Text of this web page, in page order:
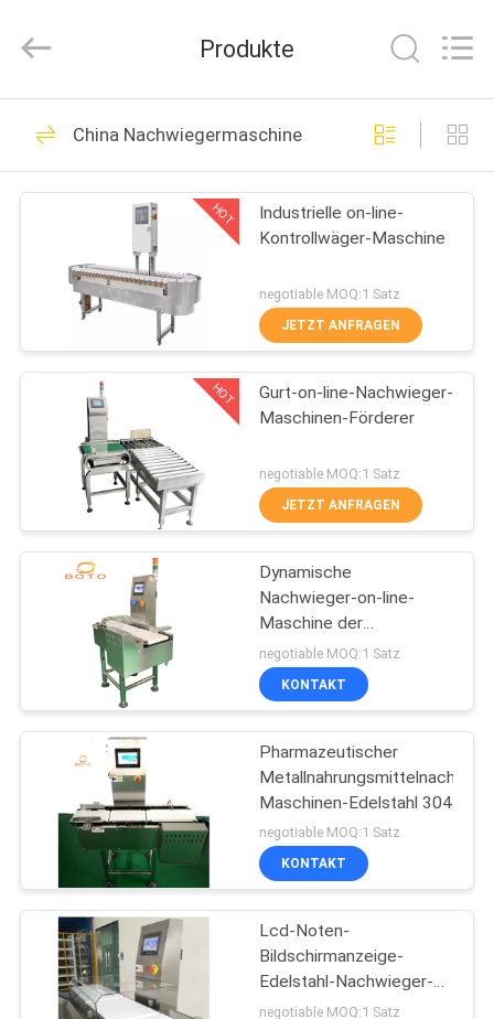
HAUS
PRODUKTE
ÜBER
FABRIK-
AUSFLUG
QUALITÄTSKONTROLLE
TRETEN
VERBINDUNG
FORDERN
SIE EIN
ZITAT
SITEMAP
Klimatest-Kammern
1689
Temperatur-
Feuchtigkeits-Test-
Kammer
515
Salzsprühtestkammer
Labortrockenofen
Produkte
China Nachwiegermaschine
HOT
Industrielle on-line-
Kontrollwäger-Maschine
negotiable MOQ:1 Satz
JETZT ANFRAGEN
HOT
Gurt-on-line-Nachwieger-
Maschinen-Förderer
negotiable MOQ:1 Satz
JETZT ANFRAGEN
Dynamische
Nachwieger-on-line-
Maschine der
Nahrungrohs mit
Ausstoßer
negotiable MOQ:1 Satz
KONTAKT
Pharmazeutischer
Maschinen-Edelstahl 304
negotiable MOQ:1 Satz
KONTAKT
Lcd-Noten-
Bildschirmanzeige-
Edelstahl-Nachwieger-
Maschine online
negotiable MOQ:1 Satz